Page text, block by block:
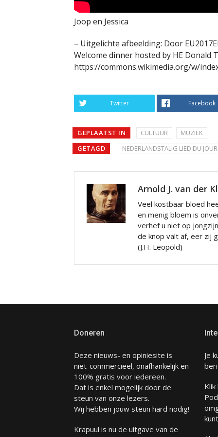
Joop en Jessica
– Uitgelichte afbeelding: Door
Welcome dinner hosted by HE Donald
https://commons.wikimedia.org/w/
Twitter Facebook
GEPLAATST IN CULTUUR
MUZIEK
GETAGD
NEDERLANDSTALIG LIED DU JOUR
Arnold J. van der
Veel kostbaar bloed
en menig bloem is
verhef u niet op
de knop valt af, eer zij
(J.H. Leopold)
Doneren
Deze nieuws- en opiniesite is
niet-commercieel, onafhankelijk en
100% gratis voor iedereen.
Dat is enkel mogelijk door de
steun van onze lezers.
Wij hebben jouw steun hard nodig!
Krapuul is nu de uitgave van de
Je